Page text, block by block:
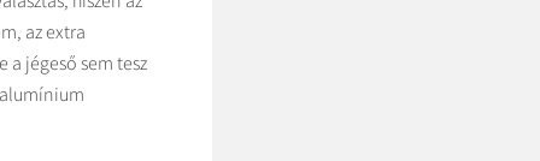
az extra
a jégeső sem tesz